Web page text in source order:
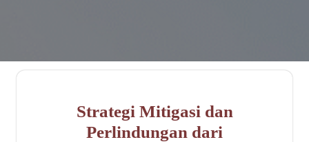
Strategi Mitigasi dan
Perlindungan dari